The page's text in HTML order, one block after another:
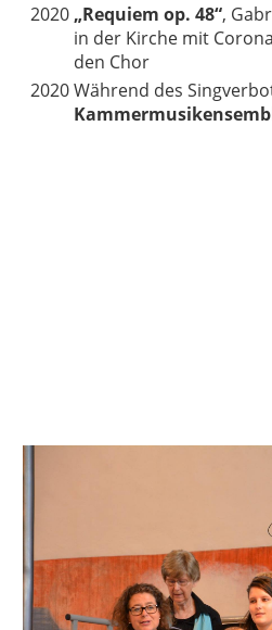
2020 „Requiem op. 48“,
in der Kirche mit
den Chor
2020Während des